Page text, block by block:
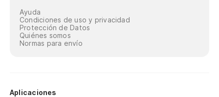
Ayuda
Condiciones de uso y privacidad
Protección de Datos
Quiénes somos
Normas para envío
Aplicaciones